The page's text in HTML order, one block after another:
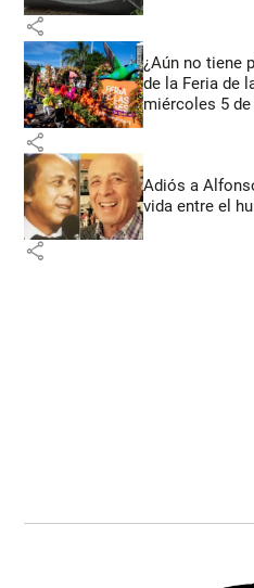
share
¿Aún no tiene
de la Feria de
miércoles 5
share
Adiós a
vida entre el
share